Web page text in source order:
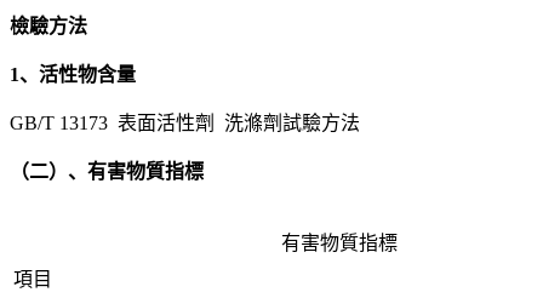
檢驗方法
1、活性物含量
GB/T 13173 表面活性劑 洗滌劑試驗方法
（二）、有害物質指標
項目
有害物質指標